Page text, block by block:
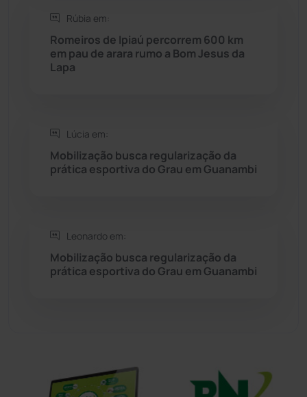
Seabra
Sebastião Laranjeiras
Sudoeste Baiano
Tanhaçu (425)
Rúbia em:
Romeiros de Ipiaú percorrem 600 km
em pau de arara rumo a Bom Jesus da
Lapa
Lúcia em:
Mobilização busca regularização da
prática esportiva do Grau em Guanambi
Leonardo em:
Mobilização busca regularização da
prática esportiva do Grau em Guanambi